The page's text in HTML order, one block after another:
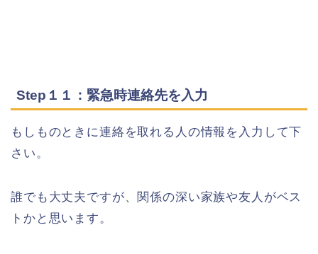
Step１１：緊急時連絡先を入力
もしものときに連絡を取れる人の情報を入力して下
さい。
誰でも大丈夫ですが、関係の深い家族や友人がベス
トかと思います。